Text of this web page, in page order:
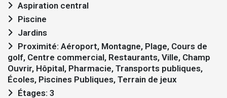
Aspiration central
Piscine
Jardins
golf, Centre commercial, Restaurants, Ville, Champ
Ouvrir, Hôpital, Pharmacie, Transports publiques,
Écoles, Piscines Publiques, Terrain de jeux
Étages: 3